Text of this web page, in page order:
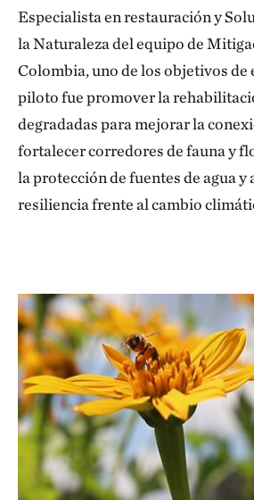
Especialista en restauración y
la Naturaleza del equipo de
Colombia, uno de los objetivos de
piloto fue promover la
degradadas para mejorar la
fortalecer corredores de fauna y
la protección de fuentes de agua y
resiliencia frente al cambio